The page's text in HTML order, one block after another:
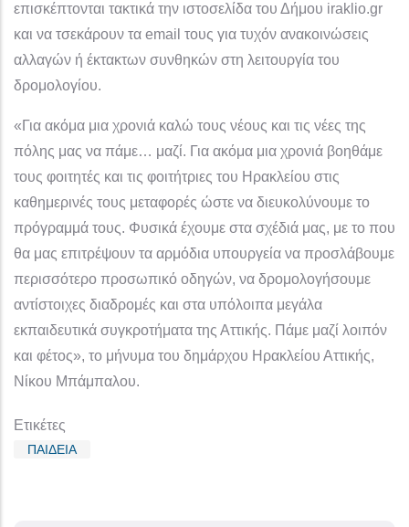
επισκέπτονται τακτικά την ιστοσελίδα του Δήμου iraklio.gr
και να τσεκάρουν τα email τους για τυχόν ανακοινώσεις
αλλαγών ή έκτακτων συνθηκών στη λειτουργία του
δρομολογίου.
«Για ακόμα μια χρονιά καλώ τους νέους και τις νέες της
πόλης μας να πάμε… μαζί. Για ακόμα μια χρονιά βοηθάμε
τους φοιτητές και τις φοιτήτριες του Ηρακλείου στις
καθημερινές τους μεταφορές ώστε να διευκολύνουμε το
πρόγραμμά τους. Φυσικά έχουμε στα σχέδιά μας, με το που
θα μας επιτρέψουν τα αρμόδια υπουργεία να προσλάβουμε
περισσότερο προσωπικό οδηγών, να δρομολογήσουμε
αντίστοιχες διαδρομές και στα υπόλοιπα μεγάλα
εκπαιδευτικά συγκροτήματα της Αττικής. Πάμε μαζί λοιπόν
και φέτος», το μήνυμα του δημάρχου Ηρακλείου Αττικής,
Νίκου Μπάμπαλου.
Ετικέτες
ΠΑΙΔΕΙΑ